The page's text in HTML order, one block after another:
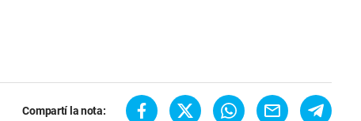
Compartí la nota: